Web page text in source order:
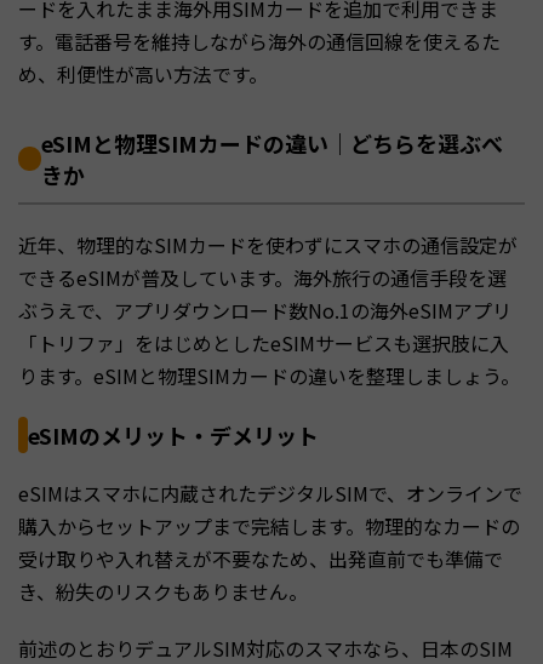
ードを入れたまま海外用SIMカードを追加で利用できま
す。電話番号を維持しながら海外の通信回線を使えるた
め、利便性が高い方法です。
eSIMと物理SIMカードの違い｜どちらを選ぶべ
きか
近年、物理的なSIMカードを使わずにスマホの通信設定が
できるeSIMが普及しています。海外旅行の通信手段を選
ぶうえで、アプリダウンロード数No.1の海外eSIMアプリ
「トリファ」をはじめとしたeSIMサービスも選択肢に入
ります。eSIMと物理SIMカードの違いを整理しましょう。
eSIMのメリット・デメリット
eSIMはスマホに内蔵されたデジタルSIMで、オンラインで
購入からセットアップまで完結します。物理的なカードの
受け取りや入れ替えが不要なため、出発直前でも準備で
き、紛失のリスクもありません。
前述のとおりデュアルSIM対応のスマホなら、日本のSIM